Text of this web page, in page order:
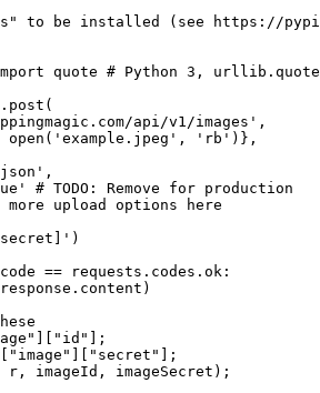
to be installed (see https://
quote # Python 3,
api/v1/images',
open('example.jpeg', 'rb')},
# TODO: Remove for production
more upload options here
== requests.codes.ok:
r, imageId, imageSecret);